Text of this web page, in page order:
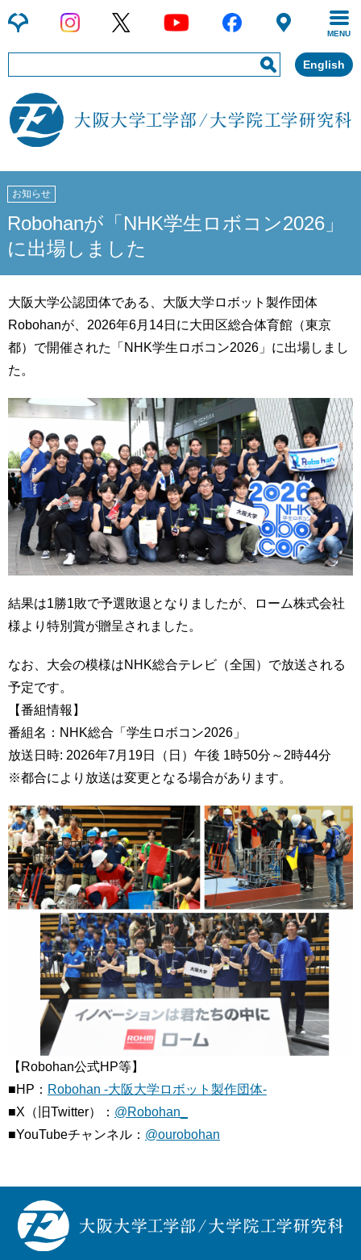
MENU
English
お知らせ
Robohanが「NHK学生ロボコン2026」
に出場しました
大阪大学公認団体である、大阪大学ロボット製作団体
Robohanが、2026年6月14日に大田区総合体育館（東京
都）で開催された「NHK学生ロボコン2026」に出場しまし
た。
結果は1勝1敗で予選敗退となりましたが、ローム株式会社
様より特別賞が贈呈されました。
なお、大会の模様はNHK総合テレビ（全国）で放送される
予定です。
【番組情報】
番組名：NHK総合「学生ロボコン2026」
放送日時: 2026年7月19日（日）午後 1時50分～2時44分
※都合により放送は変更となる場合があります。
【Robohan公式HP等】
■HP： Robohan -大阪大学ロボット製作団体-
■X（旧Twitter）： @Robohan_
■YouTubeチャンネル： @ourobohan